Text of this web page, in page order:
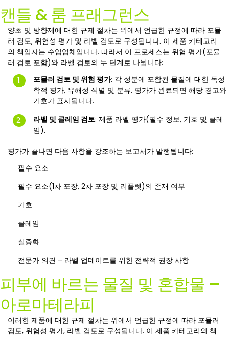
캔들 & 룸 프래그런스
양초 및 방향제에 대한 규제 절차는 위에서 언급한 규정에 따라 포뮬
러 검토, 위험성 평가 및 라벨 검토로 구성됩니다. 이 제품 카테고리
의 책임자는 수입업체입니다. 따라서 이 프로세스는 위험 평가(포뮬
러 검토 포함)와 라벨 검토의 두 단계로 나뉩니다:
포뮬러 검토 및 위험 평가: 각 성분에 포함된 물질에 대한 독성
학적 평가, 유해성 식별 및 분류. 평가가 완료되면 해당 경고와
기호가 표시됩니다.
라벨 및 클레임 검토: 제품 라벨 평가(필수 정보, 기호 및 클레
임).
평가가 끝나면 다음 사항을 강조하는 보고서가 발행됩니다:
필수 요소
필수 요소(1차 포장, 2차 포장 및 리플렛)의 존재 여부
기호
클레임
실증화
전문가 의견 – 라벨 업데이트를 위한 전략적 권장 사항
피부에 바르는 물질 및 혼합물 –
아로마테라피
이러한 제품에 대한 규제 절차는 위에서 언급한 규정에 따라 포뮬러
검토, 위험성 평가, 라벨 검토로 구성됩니다. 이 제품 카테고리의 책